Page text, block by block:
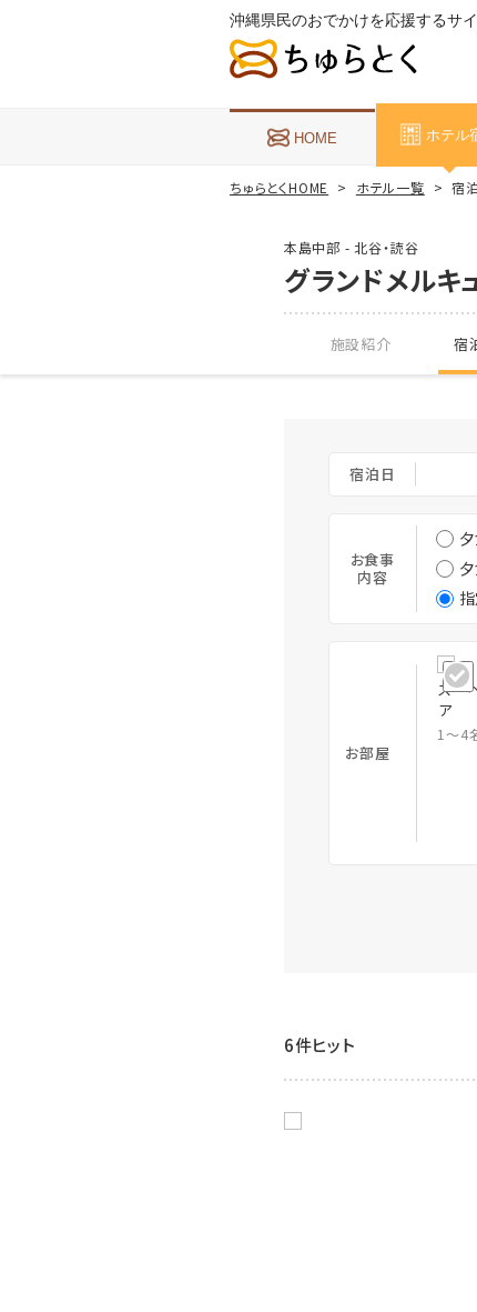
沖縄県民のおでかけを応援するサ
HOME ホテル
ちゅらとくHOME ホテル一覧 宿
本島中部 - 北谷・読谷
グランドメルキ
施設紹介 宿
宿泊日
お食事
内容
お部屋
スー
ア
1～4
6件ヒット